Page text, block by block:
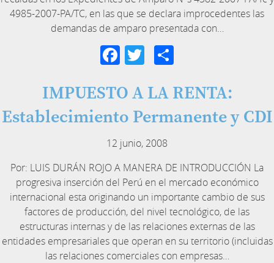
4985-2007-PA/TC, en las que se declara improcedentes las
demandas de amparo presentada con…
Facebook
Twitter
IMPUESTO A LA RENTA:
Establecimiento Permanente y CDI
12 junio, 2008
Por: LUIS DURÁN ROJO A MANERA DE INTRODUCCIÓN La
progresiva inserción del Perú en el mercado económico
internacional esta originando un importante cambio de sus
factores de producción, del nivel tecnológico, de las
estructuras internas y de las relaciones externas de las
entidades empresariales que operan en su territorio (incluidas
las relaciones comerciales con empresas…